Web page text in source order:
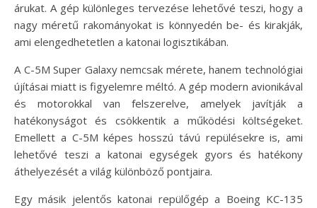
árukat. A gép különleges tervezése lehetővé teszi, hogy a
nagy méretű rakományokat is könnyedén be- és kirakják,
ami elengedhetetlen a katonai logisztikában.
A C-5M Super Galaxy nemcsak mérete, hanem technológiai
újításai miatt is figyelemre méltó. A gép modern avionikával
és motorokkal van felszerelve, amelyek javítják a
hatékonyságot és csökkentik a működési költségeket.
Emellett a C-5M képes hosszú távú repülésekre is, ami
lehetővé teszi a katonai egységek gyors és hatékony
áthelyezését a világ különböző pontjaira.
Egy másik jelentős katonai repülőgép a Boeing KC-135